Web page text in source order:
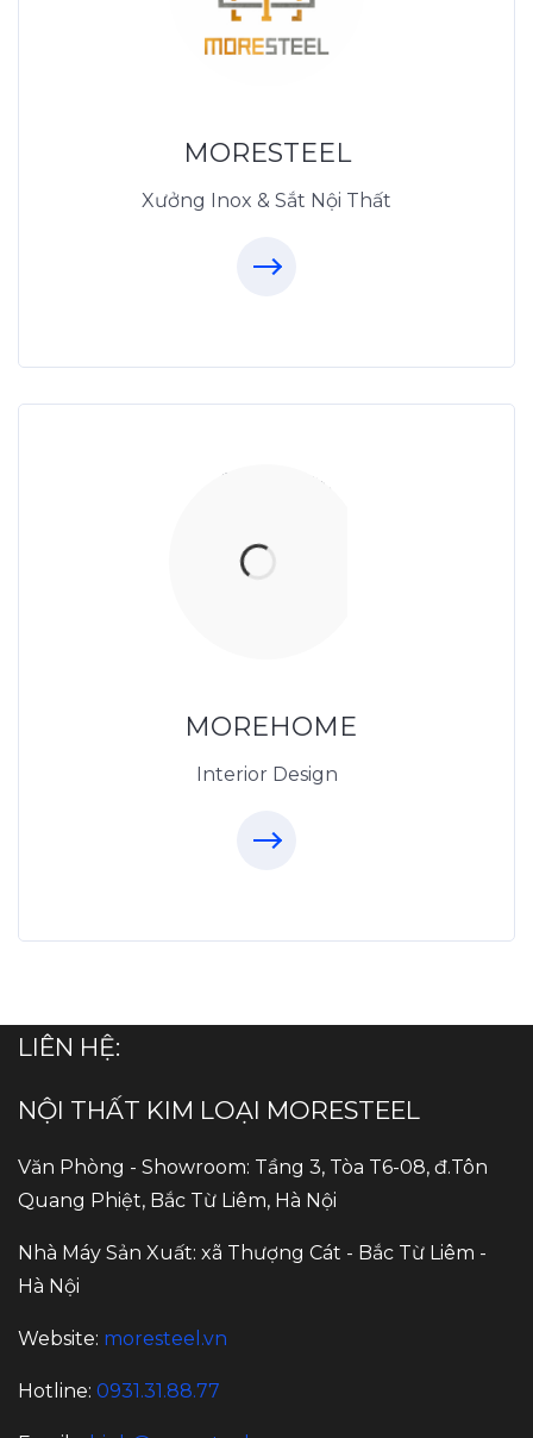
MORESTEEL
Xưởng Inox & Sắt Nội Thất
0931318877
MOREHOME
Interior Design
Thiết Kế Nội Thất
LIÊN HỆ:
NỘI THẤT KIM LOẠI MORESTEEL
Văn Phòng - Showroom: Tầng 3, Tòa T6-08, đ.Tôn
Quang Phiệt, Bắc Từ Liêm, Hà Nội
Nhà Máy Sản Xuất: xã Thượng Cát - Bắc Từ Liêm -
Hà Nội
Website: moresteel.vn
Hotline: 0931.31.88.77